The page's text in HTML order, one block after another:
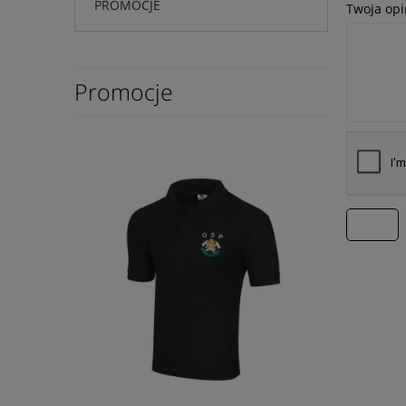
PROMOCJE
Promocje
Twoja